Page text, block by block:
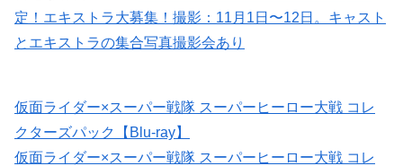
定！エキストラ大募集！撮影：11月1日〜12日。キャスト
とエキストラの集合写真撮影会あり
仮面ライダー×スーパー戦隊 スーパーヒーロー大戦 コレ
クターズパック【Blu-ray】
仮面ライダー×スーパー戦隊 スーパーヒーロー大戦 コレ